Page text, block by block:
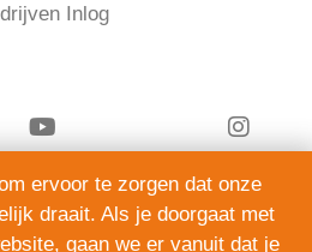
Inlog
is onderdeel van
B.V. | KVK 90914872
ervoor te zorgen dat onze
draait. Als je doorgaat met
gaan we er vanuit dat je